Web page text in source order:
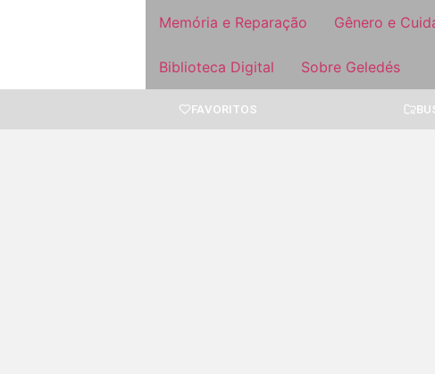
Memória e Reparação Gênero e
Biblioteca Digital Sobre Geledés
FAVORITOS